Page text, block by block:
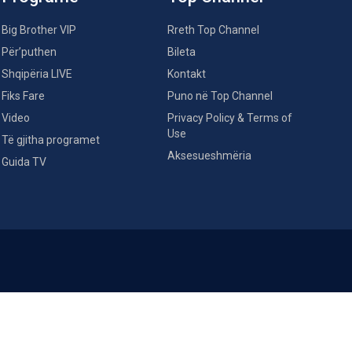
Big Brother VIP
Për’puthen
Shqipëria LIVE
Fiks Fare
Video
Të gjitha programet
Guida TV
Rreth Top Channel
Bileta
Kontakt
Puno në Top Channel
Privacy Policy & Terms of
Use
Aksesueshmëria